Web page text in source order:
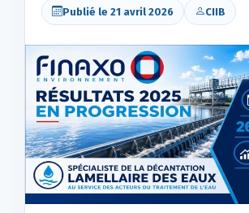
Publié le 21 avril 2026 CIIB